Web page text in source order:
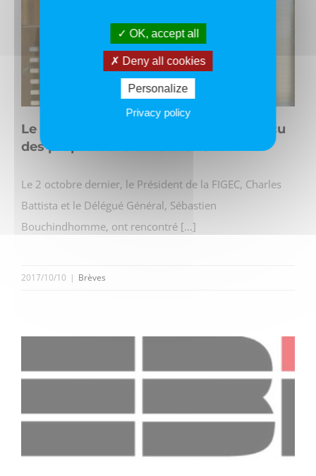
Le médiateur des entreprises convaincu
des propositions de la FIGEC
Le 2 octobre dernier, le Président de la FIGEC, Charles
Battista et le Délégué Général, Sébastien
Bouchindhomme, ont rencontré [...]
2017/10/10 | Brèves
OK, accept all
Deny all cookies
Personalize
Privacy policy